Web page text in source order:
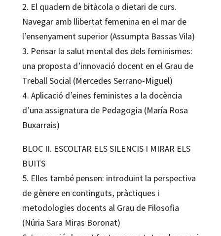
2. El quadern de bitàcola o dietari de curs.
Navegar amb llibertat femenina en el mar de
l’ensenyament superior (Assumpta Bassas Vila)
3. Pensar la salut mental des dels feminismes:
una proposta d’innovació docent en el Grau de
Treball Social (Mercedes Serrano-Miguel)
4. Aplicació d’eines feministes a la docència
d’una assignatura de Pedagogia (María Rosa
Buxarrais)
BLOC II. ESCOLTAR ELS SILENCIS I MIRAR ELS
BUITS
5. Elles també pensen: introduint la perspectiva
de gènere en continguts, pràctiques i
metodologies docents al Grau de Filosofia
(Núria Sara Miras Boronat)